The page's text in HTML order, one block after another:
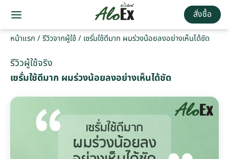
สั่งซื้อ
หน้าแรก /รีวิวจากผู้ใช้ / เซรั่มใช้ดีมาก ผมร่วงน้อยลงอย่างเห็นได้ชัด
รีวิวผู้ใช้จริง
เซรั่มใช้ดีมาก ผมร่วงน้อยลงอย่างเห็นได้ชัด